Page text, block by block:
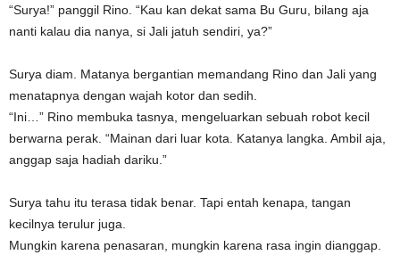
“Surya!” panggil Rino. “Kau kan dekat sama Bu Guru, bilang aja
nanti kalau dia nanya, si Jali jatuh sendiri, ya?”
Surya diam. Matanya bergantian memandang Rino dan Jali yang
menatapnya dengan wajah kotor dan sedih.
“Ini…” Rino membuka tasnya, mengeluarkan sebuah robot kecil
berwarna perak. “Mainan dari luar kota. Katanya langka. Ambil aja,
anggap saja hadiah dariku.”
Surya tahu itu terasa tidak benar. Tapi entah kenapa, tangan
kecilnya terulur juga.
Mungkin karena penasaran, mungkin karena rasa ingin dianggap.